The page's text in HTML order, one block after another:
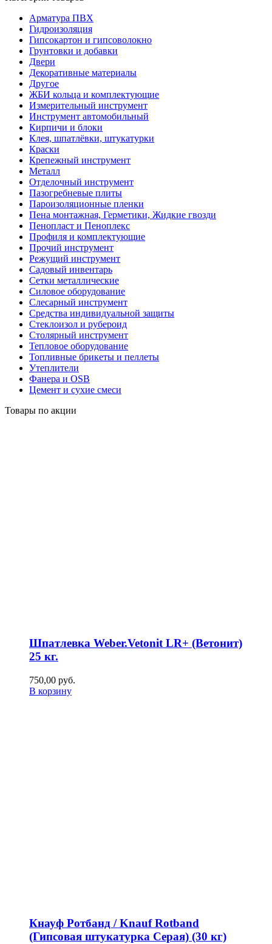
Арматура ПВХ
Гидроизоляция
Гипсокартон и гипсоволокно
Грунтовки и добавки
Двери
Декоративные материалы
Другое
ЖБИ кольца и комплектующие
Измерительный инструмент
Инструмент автомобильный
Кирпичи и блоки
Клея, шпатлёвки, штукатурки
Краски
Крепежный инструмент
Металл
Отделочный инструмент
Пазогребневые плиты
Пароизоляционные пленки
Пена монтажная, Герметики, Жидкие гвозди
Пенопласт и Пеноплекс
Профиля и комплектующие
Прочий инструмент
Режущий инструмент
Садовый инвентарь
Сетки металлические
Силовое оборудование
Слесарный инструмент
Средства индивидуальной защиты
Стеклоизол и рубероид
Столярный инструмент
Тепловое оборудование
Топливные брикеты и пеллеты
Утеплители
Фанера и OSB
Цемент и сухие смеси
Товары по акции
Шпатлевка Weber.Vetonit LR+ (Ветонит)
25 кг.
750,00 руб.
В корзину
Кнауф Ротбанд / Knauf Rotband
(Гипсовая штукатурка Серая) (30 кг)